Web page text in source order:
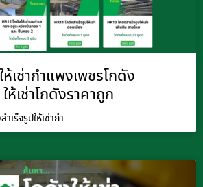
ห้เช่ากำแพงเพชรโกดัง
ให้เช่าโกดังราคาถูก
เร็จรูปให้เช่ากำ